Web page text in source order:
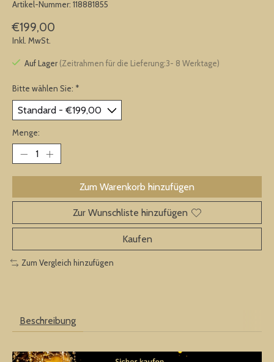
Artikel-Nummer: 118881855
€199,00
Inkl. MwSt.
Auf Lager (Zeitrahmen für die Lieferung:3- 8 Werktage)
Bitte wählen Sie: *
Menge:
Zum Warenkorb hinzufügen
Zur Wunschliste hinzufügen
Kaufen
Zum Vergleich hinzufügen
Beschreibung